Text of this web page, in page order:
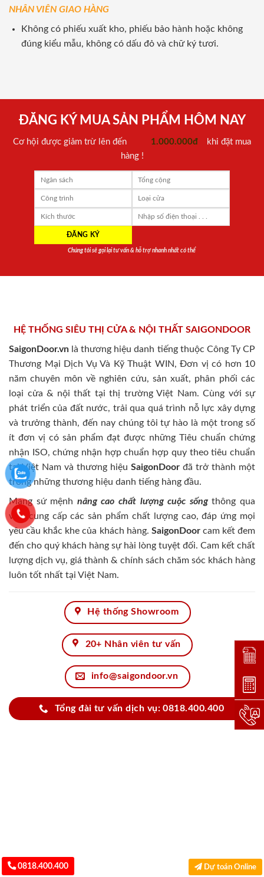
NHÂN VIÊN GIAO HÀNG
Không có phiếu xuất kho, phiếu bảo hành hoặc không
đúng kiểu mẫu, không có dấu đỏ và chữ ký tươi.
ĐĂNG KÝ MUA SẢN PHẨM HÔM NAY
Cơ hội được giảm trừ lên đến 1.000.000đ
khi đặt mua
hàng !
Chúng tôi sẽ gọi lại tư vấn & hỗ trợ nhanh nhất có thể
HỆ THỐNG SIÊU THỊ CỬA & NỘI THẤT SAIGONDOOR
SaigonDoor.vn là thương hiệu danh tiếng thuộc Công Ty CP
Thương Mại Dịch Vụ Và Kỹ Thuật WIN, Đơn vị có hơn 10
năm chuyên môn về nghiên cứu, sản xuất, phân phối các
loại cửa & nội thất tại thị trường Việt Nam. Cùng với sự
phát triển của đất nước, trải qua quá trình nỗ lực xây dựng
và trưởng thành, đến nay chúng tôi tự hào là một trong số
ít đơn vị có sản phẩm đạt được những Tiêu chuẩn chứng
nhận ISO, chứng nhận hợp chuẩn hợp quy theo tiêu chuẩn
tại Việt Nam và thương hiệu SaigonDoor đã trở thành một
trong những thương hiệu danh tiếng hàng đầu.
Mang sứ mệnh nâng cao chất lượng cuộc sốngthông qua
việc cung cấp các sản phẩm chất lượng cao, đáp ứng mọi
yêu cầu khắc khe của khách hàng. SaigonDoorcam kết đem
đến cho quý khách hàng sự hài lòng tuyệt đối. Cam kết chất
lượng dịch vụ, giá thành & chính sách chăm sóc khách hàng
luôn tốt nhất tại Việt Nam.
Hệ thống Showroom
20+ Nhân viên tư vấn
info@saigondoor.vn
Tổng đài tư vấn dịch vụ: 0818.400.400
0818.400.400 Dự toán Online
Đặt
Dự